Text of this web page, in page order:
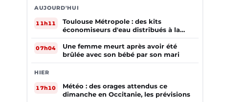
AUJOURD'HUI
11h11
Toulouse Métropole : des kits
économiseurs d'eau distribués à la
population
07h04
Une femme meurt après avoir été
brûlée avec son bébé par son mari
HIER
17h10
Météo : des orages attendus ce
dimanche en Occitanie, les prévisions